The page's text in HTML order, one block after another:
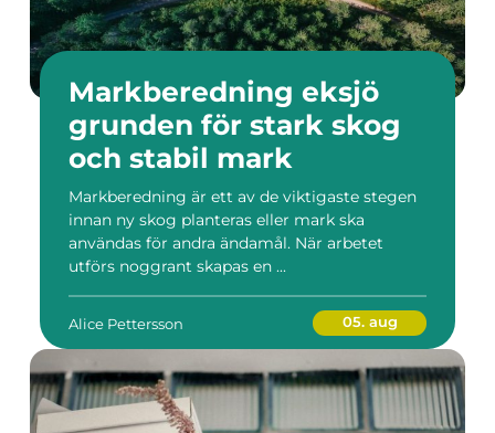
Markberedning eksjö
grunden för stark skog
och stabil mark
Markberedning är ett av de viktigaste stegen
innan ny skog planteras eller mark ska
användas för andra ändamål. När arbetet
utförs noggrant skapas en ...
Alice Pettersson 05. aug